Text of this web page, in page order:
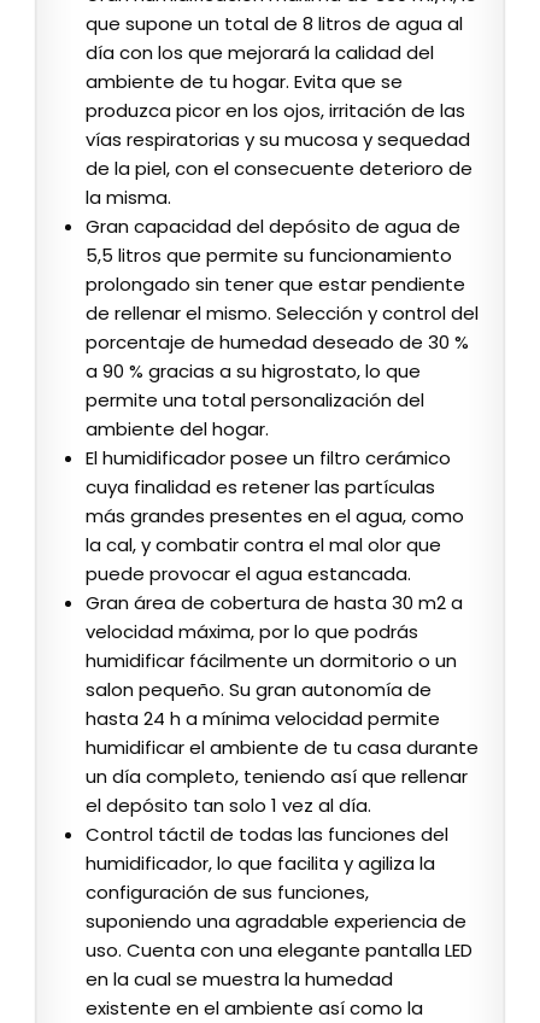
que supone un total de 8 litros de agua al
día con los que mejorará la calidad del
ambiente de tu hogar. Evita que se
produzca picor en los ojos, irritación de las
vías respiratorias y su mucosa y sequedad
de la piel, con el consecuente deterioro de
la misma.
Gran capacidad del depósito de agua de
5,5 litros que permite su funcionamiento
prolongado sin tener que estar pendiente
de rellenar el mismo. Selección y control del
porcentaje de humedad deseado de 30 %
a 90 % gracias a su higrostato, lo que
permite una total personalización del
ambiente del hogar.
El humidificador posee un filtro cerámico
cuya finalidad es retener las partículas
más grandes presentes en el agua, como
la cal, y combatir contra el mal olor que
puede provocar el agua estancada.
Gran área de cobertura de hasta 30 m2 a
velocidad máxima, por lo que podrás
humidificar fácilmente un dormitorio o un
salon pequeño. Su gran autonomía de
hasta 24 h a mínima velocidad permite
humidificar el ambiente de tu casa durante
un día completo, teniendo así que rellenar
el depósito tan solo 1 vez al día.
Control táctil de todas las funciones del
humidificador, lo que facilita y agiliza la
configuración de sus funciones,
suponiendo una agradable experiencia de
uso. Cuenta con una elegante pantalla LED
en la cual se muestra la humedad
existente en el ambiente así como la